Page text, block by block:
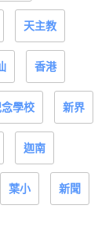
天主教
香港
學校 新界
迦南
葉小 新聞